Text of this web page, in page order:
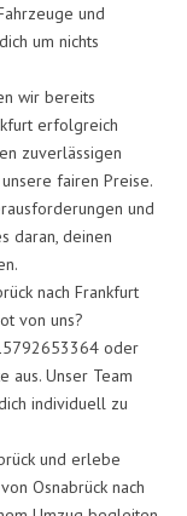
und
um nichts
wir bereits
erfolgreich
zuverlässigen
fairen Preise.
und
daran, deinen
nach Frankfurt
von uns?
oder
aus. Unser Team
individuell zu
und erlebe
Osnabrück nach